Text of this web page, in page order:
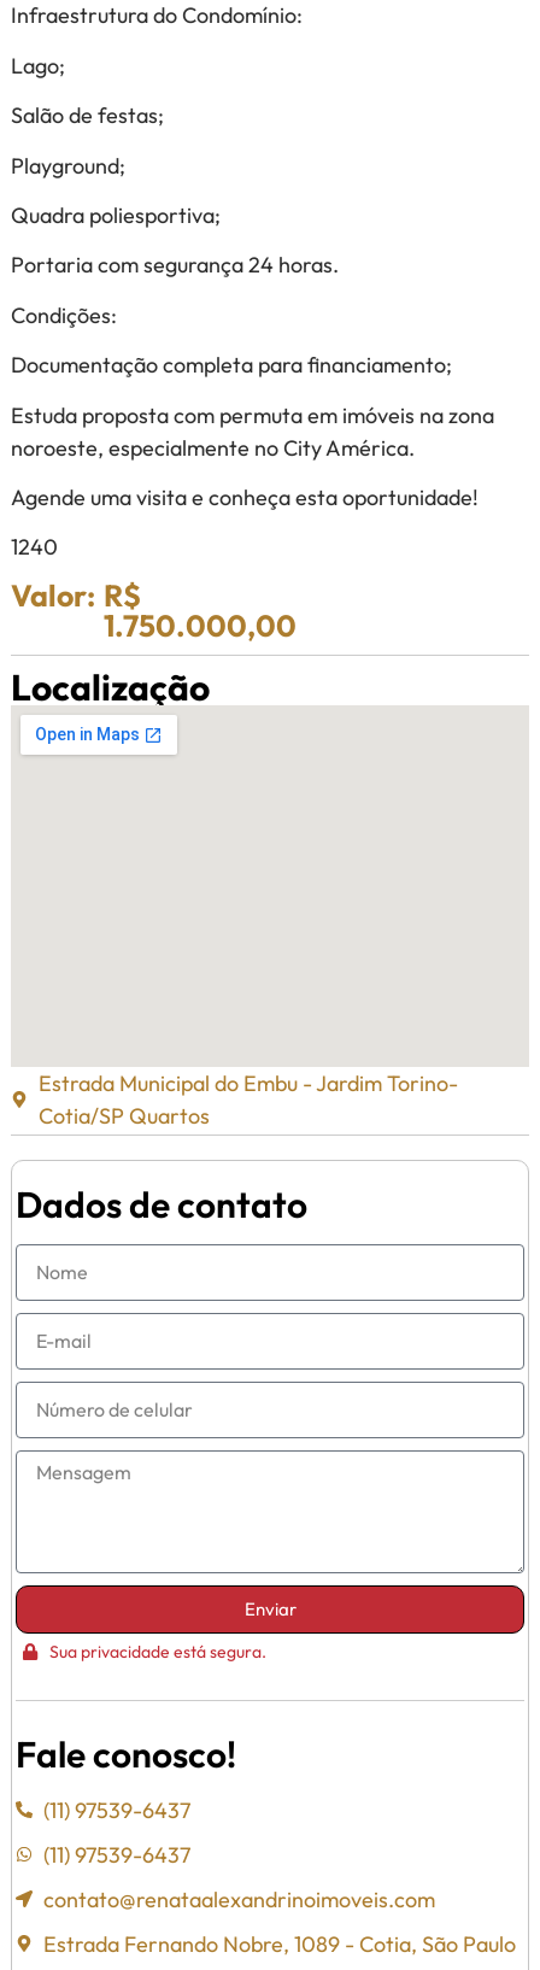
Infraestrutura do Condomínio:
Lago;
Salão de festas;
Playground;
Quadra poliesportiva;
Portaria com segurança 24 horas.
Condições:
Documentação completa para financiamento;
Estuda proposta com permuta em imóveis na zona
noroeste, especialmente no City América.
Agende uma visita e conheça esta oportunidade!
1240
Valor: R$
1.750.000,00
Localização
Estrada Municipal do Embu - Jardim Torino-
Cotia/SP Quartos
Dados de contato
Enviar
Sua privacidade está segura.
Fale conosco!
(11) 97539-6437
(11) 97539-6437
contato@renataalexandrinoimoveis.com
Estrada Fernando Nobre, 1089 - Cotia, São Paulo